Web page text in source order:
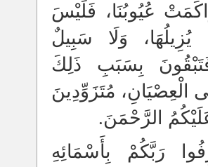
عُيُوبُنَا، فَلَيْسَ
وَلَا سَبِيلٌ
بِسَبَبِ ذَلِكَ
الْعِصْيَانِ، مُتَزَوِّدِينَ
الرَّحْمَنَ.
رَبَّكُمْ بِأَسْمَائِهِ